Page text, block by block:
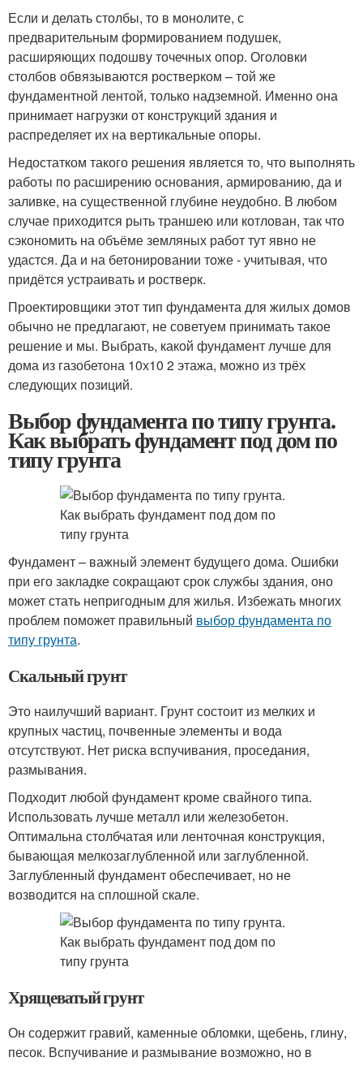
Если и делать столбы, то в монолите, с
предварительным формированием подушек,
расширяющих подошву точечных опор. Оголовки
столбов обвязываются ростверком – той же
фундаментной лентой, только надземной. Именно она
принимает нагрузки от конструкций здания и
распределяет их на вертикальные опоры.
Недостатком такого решения является то, что выполнять
работы по расширению основания, армированию, да и
заливке, на существенной глубине неудобно. В любом
случае приходится рыть траншею или котлован, так что
сэкономить на объёме земляных работ тут явно не
удастся. Да и на бетонировании тоже - учитывая, что
придётся устраивать и ростверк.
Проектировщики этот тип фундамента для жилых домов
обычно не предлагают, не советуем принимать такое
решение и мы. Выбрать, какой фундамент лучше для
дома из газобетона 10х10 2 этажа, можно из трёх
следующих позиций.
Выбор фундамента по типу грунта.
Как выбрать фундамент под дом по
типу грунта
Фундамент – важный элемент будущего дома. Ошибки
при его закладке сокращают срок службы здания, оно
может стать непригодным для жилья. Избежать многих
проблем поможет правильный выбор фундамента по
типу грунта.
Скальный грунт
Это наилучший вариант. Грунт состоит из мелких и
крупных частиц, почвенные элементы и вода
отсутствуют. Нет риска вспучивания, проседания,
размывания.
Подходит любой фундамент кроме свайного типа.
Использовать лучше металл или железобетон.
Оптимальна столбчатая или ленточная конструкция,
бывающая мелкозаглубленной или заглубленной.
Заглубленный фундамент обеспечивает, но не
возводится на сплошной скале.
Хрящеватый грунт
Он содержит гравий, каменные обломки, щебень, глину,
песок. Вспучивание и размывание возможно, но в